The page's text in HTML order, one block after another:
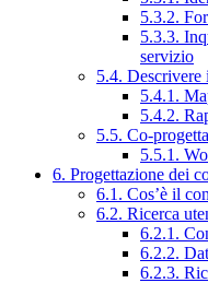
5.3.2.
5.3.3.
servizio
5.4.
5.4.1.
5.4.2.
5.5. Co-
5.5.1.
6. Progettazione dei
6.1. Cos’è il
6.2. Ricerca
6.2.1.
6.2.2.
6.2.3.